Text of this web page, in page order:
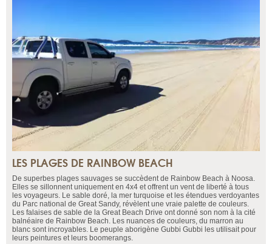
LES PLAGES DE RAINBOW BEACH
De superbes plages sauvages se succèdent de Rainbow Beach à Noosa.
Elles se sillonnent uniquement en 4x4 et offrent un vent de liberté à tous
les voyageurs. Le sable doré, la mer turquoise et les étendues verdoyantes
du Parc national de Great Sandy, révèlent une vraie palette de couleurs.
Les falaises de sable de la Great Beach Drive ont donné son nom à la cité
balnéaire de Rainbow Beach. Les nuances de couleurs, du marron au
blanc sont incroyables. Le peuple aborigène Gubbi Gubbi les utilisait pour
leurs peintures et leurs boomerangs.